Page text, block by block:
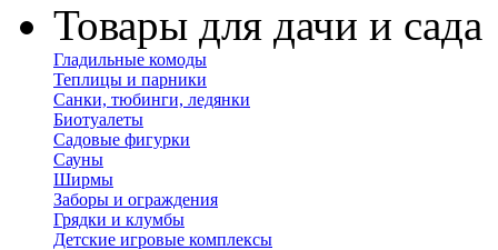
Товары для дачи и сада
Гладильные комоды
Теплицы и парники
Санки, тюбинги, ледянки
Биотуалеты
Садовые фигурки
Сауны
Ширмы
Заборы и ограждения
Грядки и клумбы
Детские игровые комплексы